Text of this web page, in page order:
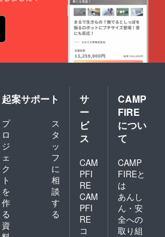
起案サポート
プ
ロ
ジ
ェ
ク
ト
を
作
る
ス
タ
ッ
フ
に
相
談
す
る
資
サ
ー
ビ
ス
CAM
PFI
RE
CAM
PFI
RE
コ
CAMP
FIRE
につい
て
CAMP
FIREと
は
あんし
ん・安
全への
取り組